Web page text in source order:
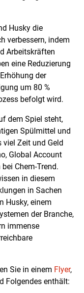
Husky die
verbessern, indem
Arbeitskräften
eine Reduzierung
der
um 80 %
befolgt wird.
dem Spiel steht,
Spülmittel und
Zeit und Geld
Global Account
Chem-Trend.
in diesem
in Sachen
Husky, einem
der Branche,
immense
Sie in einem Flyer,
Folgendes enthält: